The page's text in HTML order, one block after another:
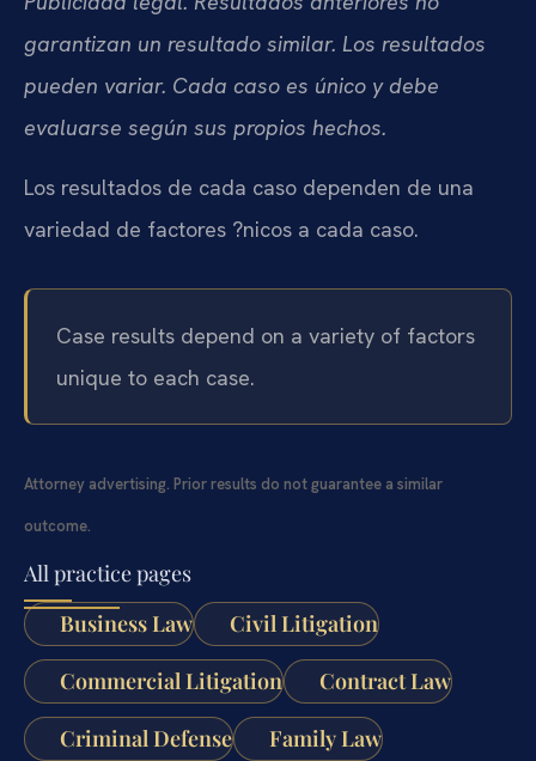
garantizan un resultado similar. Los resultados
pueden variar. Cada caso es único y debe
evaluarse según sus propios hechos.
Los resultados de cada caso dependen de una
variedad de factores ?nicos a cada caso.
Case results depend on a variety of factors
unique to each case.
Attorney advertising. Prior results do not guarantee a similar
outcome.
All practice pages
Business Law
Civil Litigation
Commercial Litigation Contract Law
Criminal Defense Family Law